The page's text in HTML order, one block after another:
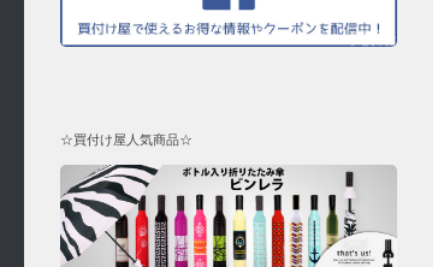
☆買付け屋人気商品☆